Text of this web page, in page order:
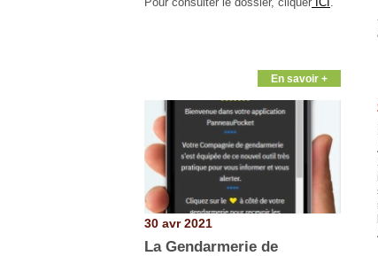
En savoir +
30 avr 2021
La Gendarmerie de